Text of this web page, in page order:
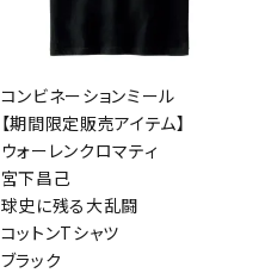
コンビネーションミール
【期間限定販売アイテム】
ウォーレンクロマティ
宮下昌己
球史に残る大乱闘
コットンTシャツ
ブラック